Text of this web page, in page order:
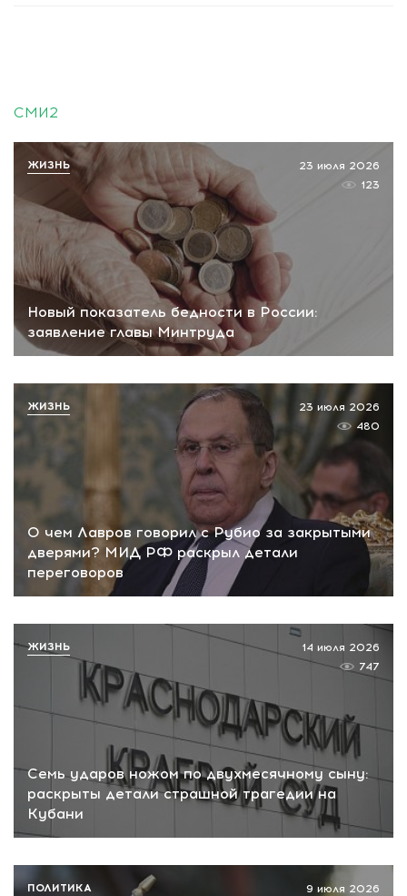
СМИ2
Новый показатель бедности в России:
заявление главы Минтруда
23 июля 2026
123
ЖИЗНЬ
О чем Лавров говорил с Рубио за закрытыми
дверями? МИД РФ раскрыл детали
переговоров
23 июля 2026
480
ЖИЗНЬ
Семь ударов ножом по двухмесячному сыну:
раскрыты детали страшной трагедии на
Кубани
14 июля 2026
747
ЖИЗНЬ
9 июля 2026
ПОЛИТИКА